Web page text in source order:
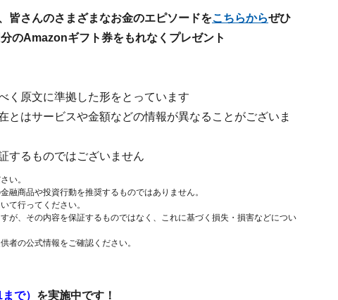
皆さんのさまざまなお金のエピソードをこちらからぜひ
のAmazonギフト券をもれなくプレゼント
く原文に準拠した形をとっています
はサービスや金額などの情報が異なることがございま
するものではございません
い。
融商品や投資行動を推奨するものではありません。
て行ってください。
が、その内容を保証するものではなく、これに基づく損失・損害などについ
者の公式情報をご確認ください。
で） を実施中です！